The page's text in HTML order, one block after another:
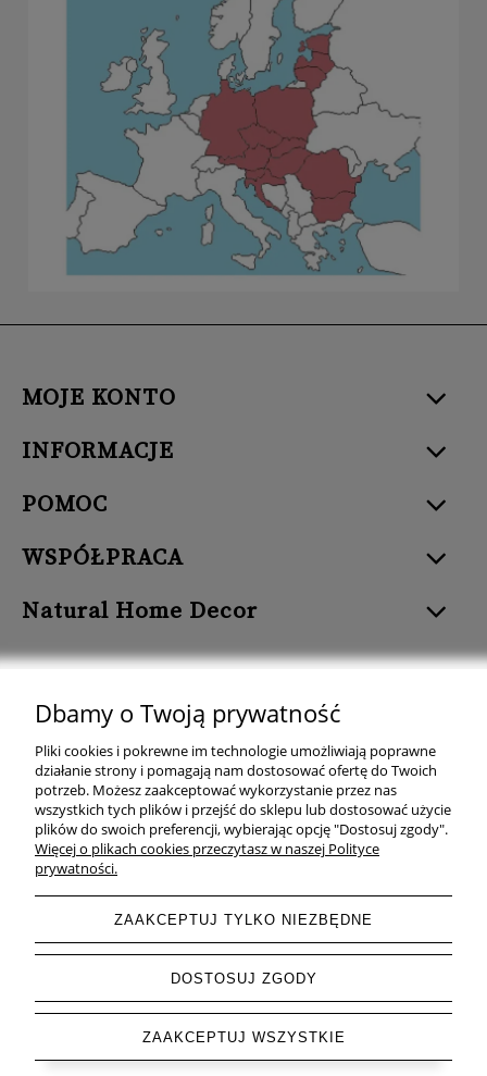
MOJE KONTO
INFORMACJE
POMOC
WSPÓŁPRACA
Natural Home Decor
Natural Home Decor | E-mail: sklep at naturalhomedecor.pl | Tel.:
507 707 299
| NIP: 7971800592 | REGON: 381429127
Copyright © 2026 - Naturalhomedecor.pl
Dbamy o Twoją prywatność
Pliki cookies i pokrewne im technologie umożliwiają poprawne
działanie strony i pomagają nam dostosować ofertę do Twoich
potrzeb. Możesz zaakceptować wykorzystanie przez nas
wszystkich tych plików i przejść do sklepu lub dostosować użycie
plików do swoich preferencji, wybierając opcję "Dostosuj zgody".
Więcej o plikach cookies przeczytasz w naszej Polityce
prywatności.
ZAAKCEPTUJ TYLKO NIEZBĘDNE
DOSTOSUJ ZGODY
ZAAKCEPTUJ WSZYSTKIE